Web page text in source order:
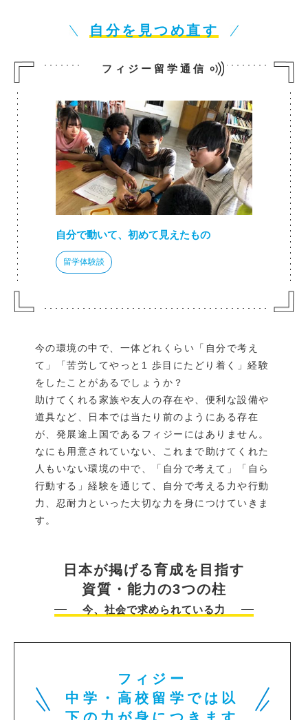
自分を見つめ直す
フィジー留学通信
自分で動いて、初めて見えたもの
留学体験談
今の環境の中で、一体どれくらい「自分で考え
て」「苦労してやっと1 歩目にたどり着く」経験
をしたことがあるでしょうか？
助けてくれる家族や友人の存在や、便利な設備や
道具など、日本では当たり前のようにある存在
が、発展途上国であるフィジーにはありません。
なにも用意されていない、これまで助けてくれた
人もいない環境の中で、「自分で考えて」「自ら
行動する」経験を通じて、自分で考える力や行動
力、忍耐力といった大切な力を身につけていきま
す。
日本が掲げる育成を目指す
資質・能力の3つの柱
今、社会で求められている力
フィジー
中学・高校留学では 以